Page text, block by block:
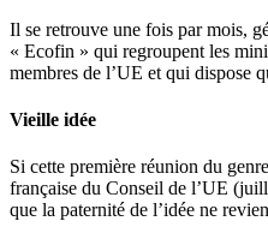
Il se retrouve une fois par mois,
« Ecofin » qui regroupent les
membres de l’UE et qui dispose
Vieille idée
Si cette première réunion du
française du Conseil de l’UE
que la paternité de l’idée ne